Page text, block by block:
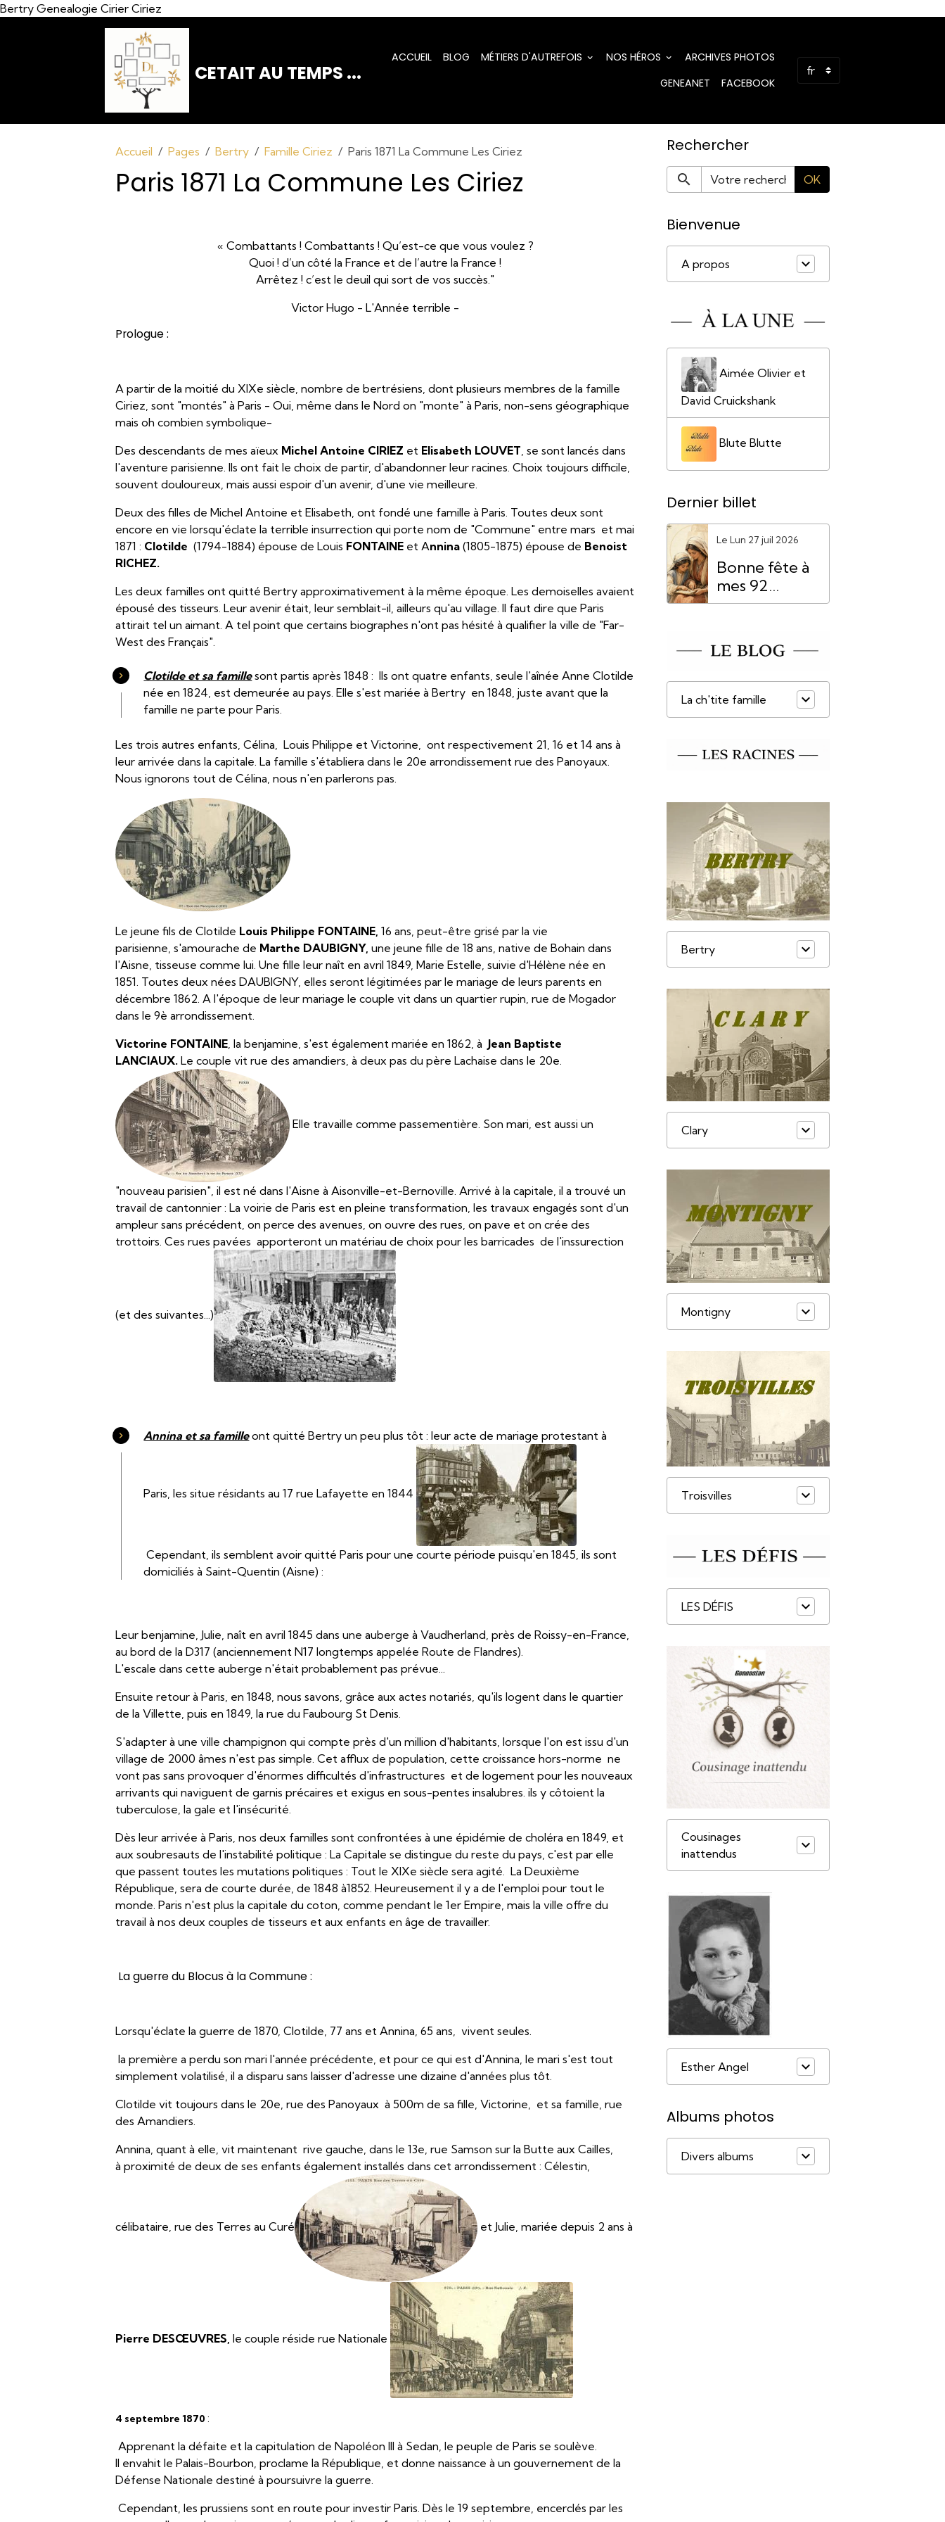
Bertry Genealogie Cirier Ciriez
CETAIT AU TEMPS ...
ACCUEIL BLOG MÉTIERS D'AUTREFOIS NOS HÉROS
ARCHIVES PHOTOS
GENEANET
FACEBOOK
Accueil Pages Bertry Famille Ciriez Paris 1871 La Commune Les Ciriez
Paris 1871 La Commune Les Ciriez
« Combattants ! Combattants ! Qu’est-ce que vous voulez ?
Quoi ! d’un côté la France et de l’autre la France !
Arrêtez ! c’est le deuil qui sort de vos succès."
Victor Hugo - L'Année terrible -
Prologue :
A partir de la moitié du XIXe siècle, nombre de bertrésiens, dont plusieurs membres de la famille
Ciriez, sont "montés" à Paris - Oui, même dans le Nord on "monte" à Paris, non-sens géographique
mais oh combien symbolique-
Des descendants de mes aïeux Michel Antoine CIRIEZ et Elisabeth LOUVET, se sont lancés dans
l'aventure parisienne. Ils ont fait le choix de partir, d'abandonner leur racines. Choix toujours difficile,
souvent douloureux, mais aussi espoir d'un avenir, d'une vie meilleure.
Deux des filles de Michel Antoine et Elisabeth, ont fondé une famille à Paris. Toutes deux sont
encore en vie lorsqu'éclate la terrible insurrection qui porte nom de "Commune" entre mars et mai
1871 : Clotilde (1794-1884) épouse de Louis FONTAINE et Annina(1805-1875) épouse de Benoist
RICHEZ.
Les deux familles ont quitté Bertry approximativement à la même époque. Les demoiselles avaient
épousé des tisseurs. Leur avenir était, leur semblait-il, ailleurs qu'au village. Il faut dire que Paris
attirait tel un aimant. A tel point que certains biographes n'ont pas hésité à qualifier la ville de "Far-
West des Français".
Clotilde et sa famille sont partis après 1848 : Ils ont quatre enfants, seule l'aînée Anne Clotilde
née en 1824, est demeurée au pays. Elle s'est mariée à Bertry en 1848, juste avant que la
famille ne parte pour Paris.
Les trois autres enfants, Célina, Louis Philippe et Victorine, ont respectivement 21, 16 et 14 ans à
leur arrivée dans la capitale. La famille s'établiera dans le 20e arrondissement rue des Panoyaux.
Nous ignorons tout de Célina, nous n'en parlerons pas.
Le jeune fils de Clotilde Louis Philippe FONTAINE, 16 ans, peut-être grisé par la vie
parisienne, s'amourache de Marthe DAUBIGNY, une jeune fille de 18 ans, native de Bohain dans
l'Aisne, tisseuse comme lui. Une fille leur naît en avril 1849, Marie Estelle, suivie d'Hélène née en
1851. Toutes deux nées DAUBIGNY, elles seront légitimées par le mariage de leurs parents en
décembre 1862. A l'époque de leur mariage le couple vit dans un quartier rupin, rue de Mogador
dans le 9è arrondissement.
Victorine FONTAINE, la benjamine, s'est également mariée en 1862, àJean Baptiste
LANCIAUX. Le couple vit rue des amandiers, à deux pas du père Lachaise dans le 20e.
Elle travaille comme passementière. Son mari, est aussi un
"nouveau parisien", il est né dans l'Aisne à Aisonville-et-Bernoville. Arrivé à la capitale, il a trouvé un
travail de cantonnier : La voirie de Paris est en pleine transformation, les travaux engagés sont d'un
ampleur sans précédent, on perce des avenues, on ouvre des rues, on pave et on crée des
trottoirs. Ces rues pavées apporteront un matériau de choix pour les barricades de l'inssurection
(et des suivantes...)
Annina et sa familleont quitté Bertry un peu plus tôt : leur acte de mariage protestant à
Paris, les situe résidants au 17 rue Lafayette en 1844
Cependant, ils semblent avoir quitté Paris pour une courte période puisqu'en 1845, ils sont
domiciliés à Saint-Quentin (Aisne) :
Leur benjamine, Julie, naît en avril 1845 dans une auberge à Vaudherland, près de Roissy-en-France,
au bord de la D317 (anciennement N17 longtemps appelée Route de Flandres).
L'escale dans cette auberge n'était probablement pas prévue...
Ensuite retour à Paris, en 1848, nous savons, grâce aux actes notariés, qu'ils logent dans le quartier
de la Villette, puis en 1849, la rue du Faubourg St Denis.
S'adapter à une ville champignon qui compte près d'un million d'habitants, lorsque l'on est issu d'un
village de 2000 âmes n'est pas simple. Cet afflux de population, cette croissance hors-norme ne
vont pas sans provoquer d'énormes difficultés d'infrastructures et de logement pour les nouveaux
arrivants qui naviguent de garnis précaires et exigus en sous-pentes insalubres. iIs y côtoient la
tuberculose, la gale et l'insécurité.
Dès leur arrivée à Paris, nos deux familles sont confrontées à une épidémie de choléra en 1849, et
aux soubresauts de l'instabilité politique : La Capitale se distingue du reste du pays, c'est par elle
que passent toutes les mutations politiques : Tout le XIXe siècle sera agité. La Deuxième
République, sera de courte durée, de 1848 à1852. Heureusement il y a de l'emploi pour tout le
monde. Paris n'est plus la capitale du coton, comme pendant le 1er Empire, mais la ville offre du
travail à nos deux couples de tisseurs et aux enfants en âge de travailler.
La guerre du Blocus à la Commune :
Lorsqu'éclate la guerre de 1870, Clotilde, 77 ans et Annina, 65 ans, vivent seules.
la première a perdu son mari l'année précédente, et pour ce qui est d'Annina, le mari s'est tout
simplement volatilisé, il a disparu sans laisser d'adresse une dizaine d'années plus tôt.
Clotilde vit toujours dans le 20e, rue des Panoyaux à 500m de sa fille, Victorine, et sa famille, rue
des Amandiers.
Annina, quant à elle, vit maintenant rive gauche, dans le 13e, rue Samson sur la Butte aux Cailles,
à proximité de deux de ses enfants également installés dans cet arrondissement : Célestin,
célibataire, rue des Terres au Curé et Julie, mariée depuis 2 ans à
Pierre DESŒUVRES,le couple réside rue Nationale
4 septembre 1870:
Apprenant la défaite et la capitulation de Napoléon III à Sedan, le peuple de Paris se soulève.
Il envahit le Palais-Bourbon, proclame la République, et donne naissance à un gouvernement de la
Défense Nationale destiné à poursuivre la guerre.
Cependant, les prussiens sont en route pour investir Paris. Dès le 19 septembre, encerclés par les
Rechercher
OK
Bienvenue
A propos
Aimée Olivier et
David Cruickshank
Blute Blutte
Dernier billet
Le Lun 27 juil 2026
Bonne fête à
mes 92
"Mamie
La ch'tite famille
Bertry
Clary
Montigny
Troisvilles
LES DÉFIS
Cousinages
inattendus
Esther Angel
Albums photos
Divers albums